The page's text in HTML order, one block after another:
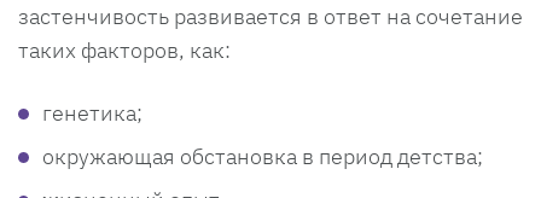
застенчивость развивается в ответ на сочетание
таких факторов, как:
генетика;
окружающая обстановка в период детства;